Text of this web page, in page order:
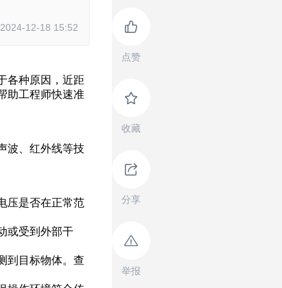
2024-12-18 15:52
点赞
收藏
分享
举报